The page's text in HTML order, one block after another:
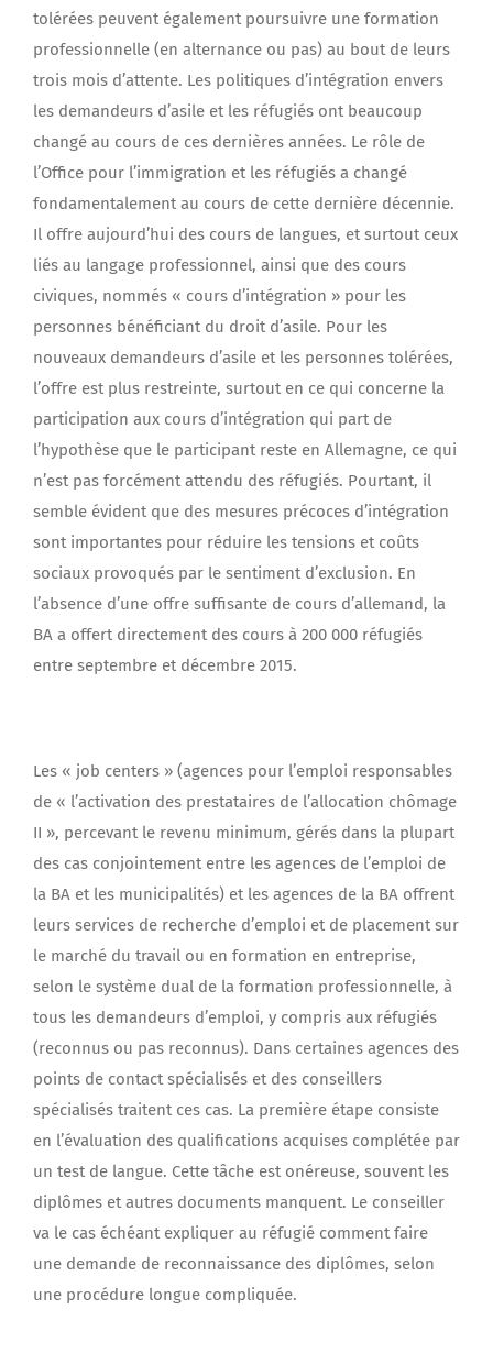
tolérées peuvent également poursuivre une formation
professionnelle (en alternance ou pas) au bout de leurs
trois mois d’attente. Les politiques d’intégration envers
les demandeurs d’asile et les réfugiés ont beaucoup
changé au cours de ces dernières années. Le rôle de
l’Office pour l’immigration et les réfugiés a changé
fondamentalement au cours de cette dernière décennie.
Il offre aujourd’hui des cours de langues, et surtout ceux
liés au langage professionnel, ainsi que des cours
civiques, nommés « cours d’intégration » pour les
personnes bénéficiant du droit d’asile. Pour les
nouveaux demandeurs d’asile et les personnes tolérées,
l’offre est plus restreinte, surtout en ce qui concerne la
participation aux cours d’intégration qui part de
l’hypothèse que le participant reste en Allemagne, ce qui
n’est pas forcément attendu des réfugiés. Pourtant, il
semble évident que des mesures précoces d’intégration
sont importantes pour réduire les tensions et coûts
sociaux provoqués par le sentiment d’exclusion. En
l’absence d’une offre suffisante de cours d’allemand, la
BA a offert directement des cours à 200 000 réfugiés
entre septembre et décembre 2015.
Les « job centers » (agences pour l’emploi responsables
de « l’activation des prestataires de l’allocation chômage
II », percevant le revenu minimum, gérés dans la plupart
des cas conjointement entre les agences de l’emploi de
la BA et les municipalités) et les agences de la BA offrent
leurs services de recherche d’emploi et de placement sur
le marché du travail ou en formation en entreprise,
selon le système dual de la formation professionnelle, à
tous les demandeurs d’emploi, y compris aux réfugiés
(reconnus ou pas reconnus). Dans certaines agences des
points de contact spécialisés et des conseillers
spécialisés traitent ces cas. La première étape consiste
en l’évaluation des qualifications acquises complétée par
un test de langue. Cette tâche est onéreuse, souvent les
diplômes et autres documents manquent. Le conseiller
va le cas échéant expliquer au réfugié comment faire
une demande de reconnaissance des diplômes, selon
une procédure longue compliquée.